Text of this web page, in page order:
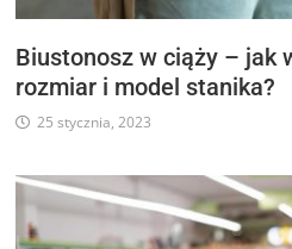
Biustonosz w ciąży – jak
rozmiar i model stanika?
25 stycznia, 2023